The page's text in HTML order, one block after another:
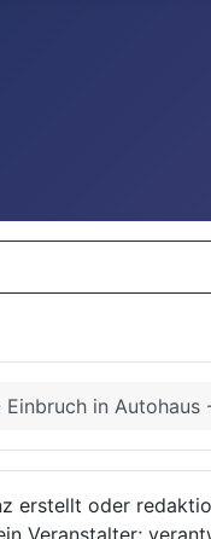
in
oder
Veranstalter;